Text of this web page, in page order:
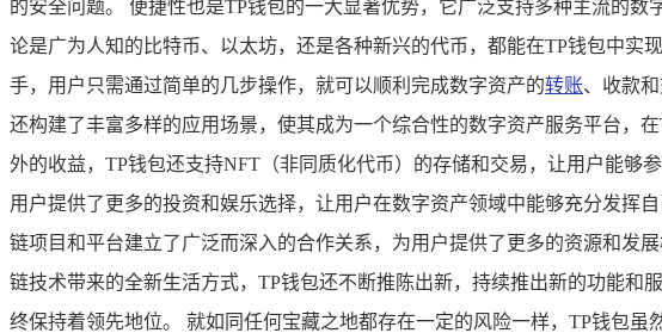
的安全问题。 便捷性也是TP钱包的一大显著优势，它广泛支持多种主流的
论是广为人知的比特币、以太坊，还是各种新兴的代币，都能在TP钱包中
手，用户只需通过简单的几步操作，就可以顺利完成数字资产的转账、收款
还构建了丰富多样的应用场景，使其成为一个综合性的数字资产服务平台，
外的收益，TP钱包还支持NFT（非同质化代币）的存储和交易，让用户能
用户提供了更多的投资和娱乐选择，让用户在数字资产领域中能够充分发挥
链项目和平台建立了广泛而深入的合作关系，为用户提供了更多的资源和发
链技术带来的全新生活方式，TP钱包还不断推陈出新，持续推出新的功能
终保持着领先地位。 就如同任何宝藏之地都存在一定的风险一样，TP钱包